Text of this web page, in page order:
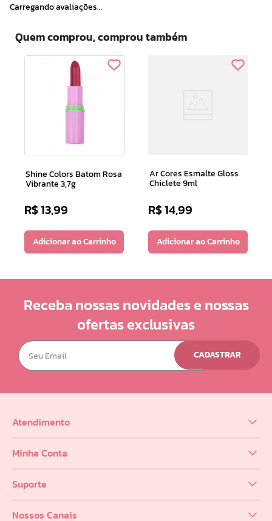
Carregando avaliações…
Quem comprou, comprou também
Shine Colors Batom Rosa
Vibrante 3,7g
R$13,99
Adicionar ao Carrinho
Ar Cores Esmalte Gloss
Chiclete 9ml
R$14,99
Adicionar ao Carrinho
Receba nossas novidades e nossas
ofertas exclusivas
CADASTRAR
Atendimento
(62) 98218-0625
Minha Conta
Meus Pedidos
Meus Favoritos
Suporte
Política de entrega
Nossos Canais